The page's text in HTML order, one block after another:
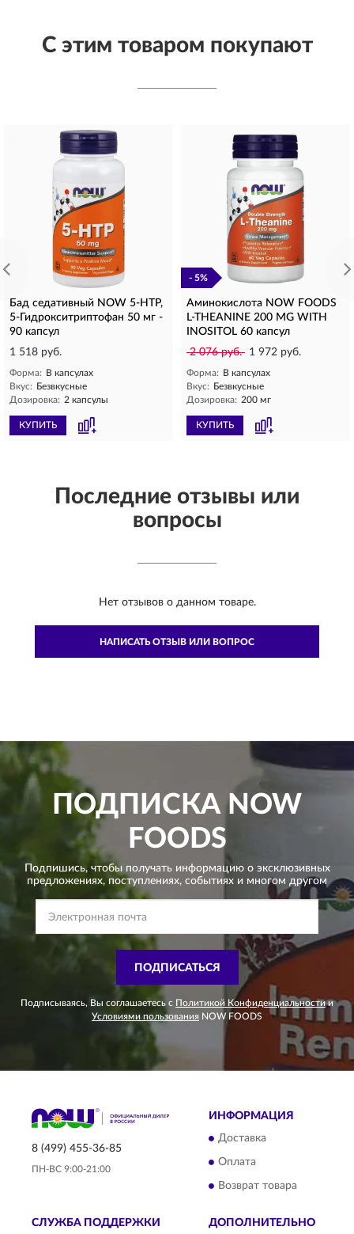
С этим товаром покупают
Бад седативный NOW 5-HTP,
5-Гидрокситриптофан 50 мг -
90 капсул
1 518 руб.
Форма: В капсулах
Вкус: Безвкусные
Дозировка: 2 капсулы
КУПИТЬ
- 5%
Аминокислота NOW FOODS
L-THEANINE 200 MG WITH
INOSITOL 60 капсул
2 076 руб. 1 972 руб.
Форма: В капсулах
Вкус: Безвкусные
Дозировка: 200 мг
КУПИТЬ
Последние отзывы или
вопросы
Нет отзывов о данном товаре.
НАПИСАТЬ ОТЗЫВ ИЛИ ВОПРОС
ПОДПИСКАNOW
FOODS
Подпишись, чтобы получать информацию о эксклюзивных
предложениях, поступлениях, событиях и многом другом
ПОДПИСАТЬСЯ
Подписываясь, Вы соглашаетесь с Политикой Конфиденциальности и
Условиями пользования NOW FOODS
8 (499) 455-36-85
ПН-ВС 9:00-21:00
ИНФОРМАЦИЯ
Доставка
Оплата
Возврат товара
СЛУЖБА ПОДДЕРЖКИ ДОПОЛНИТЕЛЬНО